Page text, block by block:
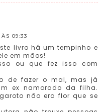
09:33
livro há um tempinho e
em mãos!
ou que fez isso com
de fazer o mal, mas já
ex namorado da filha.
não era flor que se